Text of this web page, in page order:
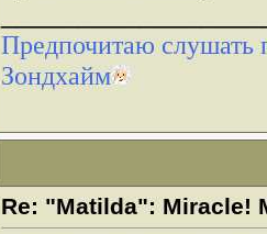
Предпочитаю слушать
Зондхайм
Re: "Matilda": Miracle!